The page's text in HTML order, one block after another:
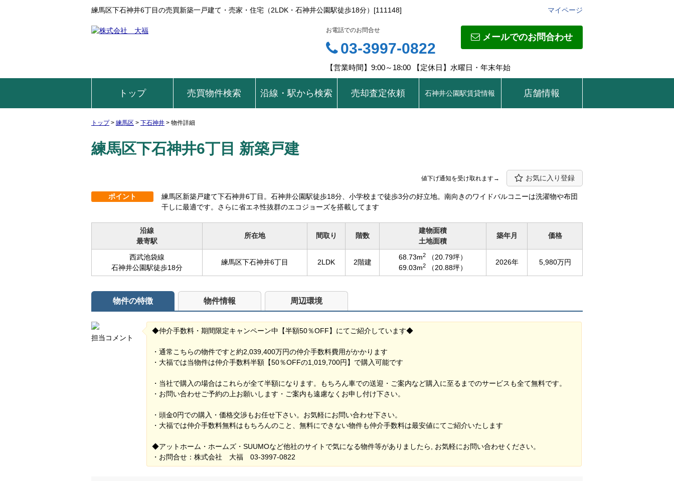
練馬区下石神井6丁目の売買新築一戸建て・売家・住宅（2LDK・石神井公園駅徒歩18分）[111148] マイページ
メールでのお問合わせ
お電話でのお問合せ
03-3997-0822
【営業時間】9:00～18:00 【定休日】水曜日・年末年始
トップ 売買物件検索 沿線・駅から検索 売却査定依頼 石神井公園駅賃貸情報 店舗情報
トップ> 練馬区 > 下石神井 > 物件詳細
練馬区下石神井6丁目 新築戸建
値下げ通知を受け取れます→ お気に入り登録
ポイント
練馬区新築戸建て下石神井6丁目。石神井公園駅徒歩18分、小学校まで徒歩3分の好立地。南向きのワイドバルコニーは洗濯物や布団
干しに最適です。さらに省エネ性抜群のエコジョーズを搭載してます
沿線
最寄駅
所在地 間取り 階数
建物面積
土地面積
築年月 価格
西武池袋線
石神井公園駅徒歩18分
練馬区下石神井6丁目 2LDK 2階建
68.73m2
（20.79坪）
69.03m2 （20.88坪）
2026年 5,980万円
物件の特徴 物件情報 周辺環境
担当コメント
◆仲介手数料・期間限定キャンペーン中【半額50％OFF】にてご紹介しています◆
・通常こちらの物件ですと約2,039,400万円の仲介手数料費用がかかります
・大福では当物件は仲介手数料半額【50％OFFの1,019,700円】で購入可能です
・当社で購入の場合はこれらが全て半額になります。もちろん車での送迎・ご案内など購入に至るまでのサービスも全て無料です。
・お問い合わせご予約の上お願いします・ご案内も遠慮なくお申し付け下さい。
・頭金0円での購入・価格交渉もお任せ下さい。お気軽にお問い合わせ下さい。
・大福では仲介手数料無料はもちろんのこと、無料にできない物件も仲介手数料は最安値にてご紹介いたします
◆アットホーム・ホームズ・SUUMOなど他社のサイトで気になる物件等がありましたら, お気軽にお問い合わせください。
・お問合せ：株式会社 大福 03-3997-0822